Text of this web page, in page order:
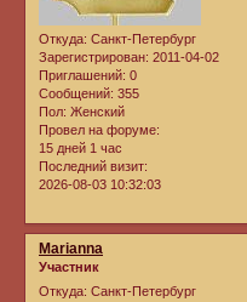
Откуда: Санкт-Петербург
Зарегистрирован: 2011-04-02
Приглашений: 0
Сообщений: 355
Пол: Женский
Провел на форуме:
15 дней 1 час
Последний визит:
2026-08-03 10:32:03
Marianna
Участник
Откуда: Санкт-Петербург